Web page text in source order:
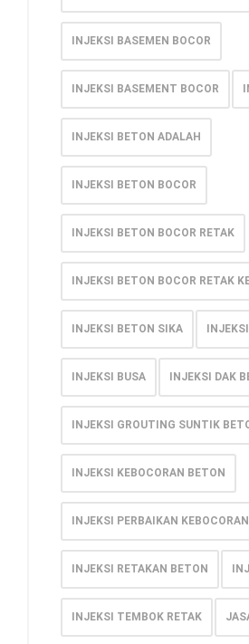
INJEKSI BASEMEN BOCOR
INJEKSI BASEMENT BOCOR
INJEKSI BETON ADALAH
INJEKSI BETON BOCOR
INJEKSI BETON BOCOR RETAK
INJEKSI BETON BOCOR RETAK
INJEKSI BETON SIKA
INJEKSI BUSA INJEKSI DAK
INJEKSI GROUTING SUNTIK
INJEKSI KEBOCORAN BETON
INJEKSI PERBAIKAN KEBOCORAN
INJEKSI RETAKAN BETON
INJEKSI TEMBOK RETAK